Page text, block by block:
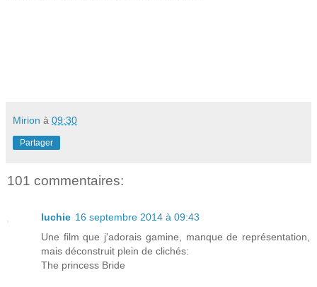
Mirion à 09:30
Partager
101 commentaires:
luchie 16 septembre 2014 à 09:43
Une film que j'adorais gamine, manque de représentation,
mais déconstruit plein de clichés:
The princess Bride